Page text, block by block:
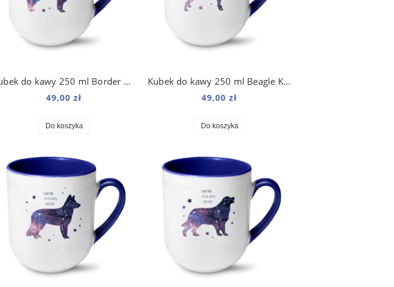
Kubek do kawy 250 ml Border Collie Kosmo
49,00 zł
Do koszyka
Kubek do kawy 250 ml Beagle Kosmo
49,00 zł
Do koszyka